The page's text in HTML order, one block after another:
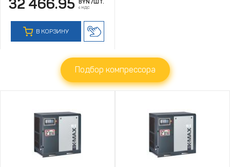
32 466.95 BYN /ШТ.
с НДС
В КОРЗИНУ
Подбор компрессора